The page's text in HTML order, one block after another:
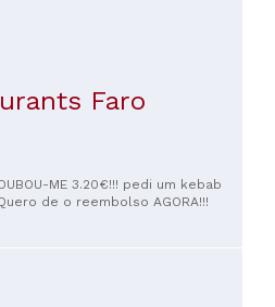
Faro
ME 3.20€!!! pedi um kebab
de o reembolso AGORA!!!